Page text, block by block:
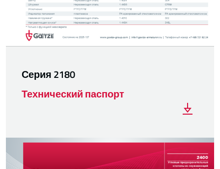
Серия 2180
Технический паспорт